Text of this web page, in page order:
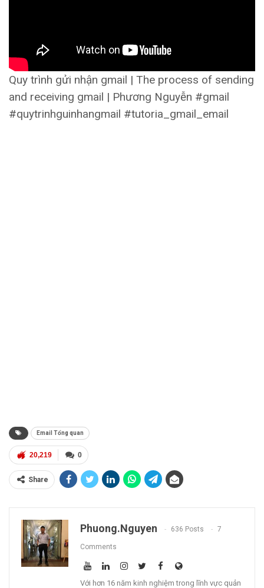
Quy trình gửi nhận gmail | The process of sending
and receiving gmail | Phương Nguyễn #gmail
#quytrinhguinhangmail #tutoria_gmail_email
Email Tổng quan
0
20,219
Share
Phuong.nguyen 636 Posts 7
Comments
Với hơn 16 năm kinh nghiệm trong lĩnh vực quản